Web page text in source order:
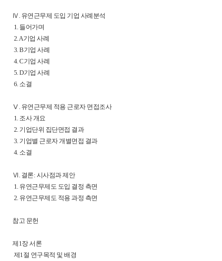
Ⅳ. 유연근무제 도입 기업 사례분석
1. 들어가며
2. A기업 사례
3. B기업 사례
4. C기업 사례
5. D기업 사례
6. 소결
Ⅴ. 유연근무제 적용 근로자 면접조사
1. 조사 개요
2. 기업단위 집단면접 결과
3. 기업별 근로자 개별면접 결과
4. 소결
Ⅵ. 결론: 시사점과 제안
1. 유연근무제도 도입 결정 측면
2. 유연근무제도 적용 과정 측면
참고 문헌
제1장 서론
제1절 연구목적 및 배경